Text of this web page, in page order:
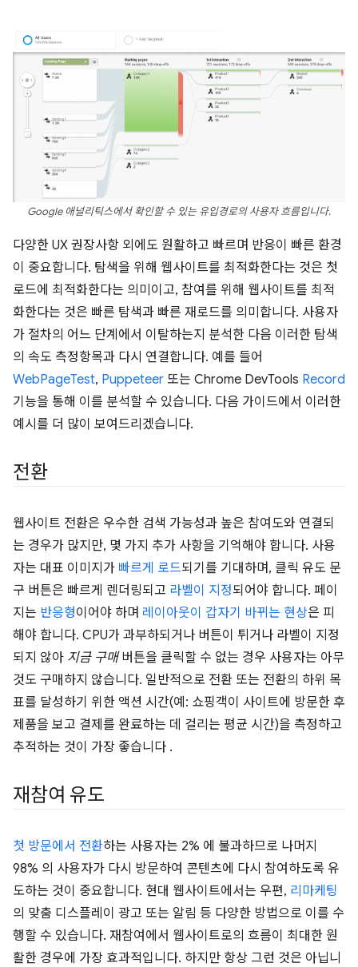
Google 애널리틱스에서 확인할 수 있는 유입경로의 사용자 흐름입니다.
다양한 UX 권장사항 외에도 원활하고 빠르며 반응이 빠른 환경
이 중요합니다. 탐색을 위해 웹사이트를 최적화한다는 것은 첫
로드에 최적화한다는 의미이고, 참여를 위해 웹사이트를 최적
화한다는 것은 빠른 탐색과 빠른 재로드를 의미합니다. 사용자
가 절차의 어느 단계에서 이탈하는지 분석한 다음 이러한 탐색
의 속도 측정항목과 다시 연결합니다. 예를 들어
WebPageTest, Puppeteer 또는 Chrome DevTools Record
기능을 통해 이를 분석할 수 있습니다. 다음 가이드에서 이러한
예시를 더 많이 보여드리겠습니다.
전환
웹사이트 전환은 우수한 검색 가능성과 높은 참여도와 연결되
는 경우가 많지만, 몇 가지 추가 사항을 기억해야 합니다. 사용
자는 대표 이미지가 빠르게 로드되기를 기대하며, 클릭 유도 문
구 버튼은 빠르게 렌더링되고 라벨이 지정되어야 합니다. 페이
지는 반응형이어야 하며 레이아웃이 갑자기 바뀌는 현상은 피
해야 합니다. CPU가 과부하되거나 버튼이 튀거나 라벨이 지정
되지 않아 지금 구매버튼을 클릭할 수 없는 경우 사용자는 아무
것도 구매하지 않습니다. 일반적으로 전환 또는 전환의 하위 목
표를 달성하기 위한 액션 시간(예: 쇼핑객이 사이트에 방문한 후
제품을 보고 결제를 완료하는 데 걸리는 평균 시간)을 측정하고
추적하는 것이 가장 좋습니다 .
재참여 유도
첫 방문에서 전환하는 사용자는 2% 에 불과하므로 나머지
98% 의 사용자가 다시 방문하여 콘텐츠에 다시 참여하도록 유
도하는 것이 중요합니다. 현대 웹사이트에서는 우편, 리마케팅
의 맞춤 디스플레이 광고 또는 알림 등 다양한 방법으로 이를 수
행할 수 있습니다. 재참여에서 웹사이트로의 흐름이 최대한 원
활한 경우에 가장 효과적입니다. 하지만 항상 그런 것은 아닙니